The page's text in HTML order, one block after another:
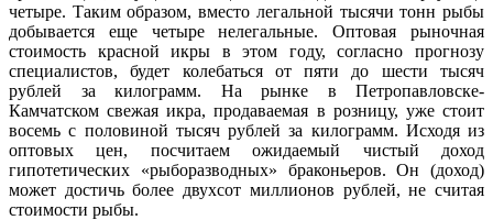
четыре. Таким образом, вместо легальной тысячи тонн рыбы
добывается еще четыре нелегальные. Оптовая рыночная
стоимость красной икры в этом году, согласно прогнозу
специалистов, будет колебаться от пяти до шести тысяч
рублей за килограмм. На рынке в Петропавловске-
Камчатском свежая икра, продаваемая в розницу, уже стоит
восемь с половиной тысяч рублей за килограмм. Исходя из
оптовых цен, посчитаем ожидаемый чистый доход
гипотетических «рыборазводных» браконьеров. Он (доход)
может достичь более двухсот миллионов рублей, не считая
стоимости рыбы.